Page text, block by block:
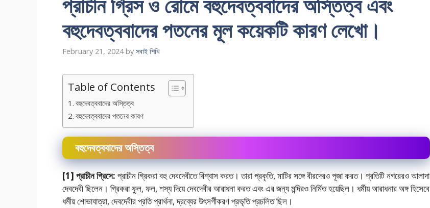
বহুদেবত্ববাদের পতনের মূল কয়েকটি কারণ লেখাে।
February 21, 2024 by সবাই শিখি
Table of Contents
বহুদেবত্ববাদের অস্তিত্ব
বহুদেবত্ববাদের পতনের কারণ
বহুদেবত্ববাদের অস্তিত্ব
[1] প্রাচীন গ্রিসে: প্রাচীন গ্রিকরা বহু দেবদেবীতে বিশ্বাস করত। তারা প্রকৃতি, মাটির সঙ্গে বীরদেরও পূজা করত। প্রতিটি নগরেরও আলাদা
দেবদেবী ছিলেন। গ্রিকরা ফুল, ফল, শস্য দিয়ে দেবদেবীর আরাধনা করত এবং এর জন্য মন্দিরও নির্মিত হয়েছিল। ধর্মীয় আরাধনার অঙ্গ হিসেবে
ধর্মীয় শােভাযাত্রা, দেবদেবীর প্রতি প্রার্থনা, দ্রব্যের উৎসর্গীকরণ প্রভৃতি প্রচলিত ছিল।